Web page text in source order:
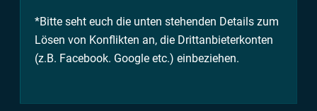
*Bitte seht euch die unten stehenden Details zum
Lösen von Konflikten an, die Drittanbieterkonten
(z.B. Facebook. Google etc.) einbeziehen.